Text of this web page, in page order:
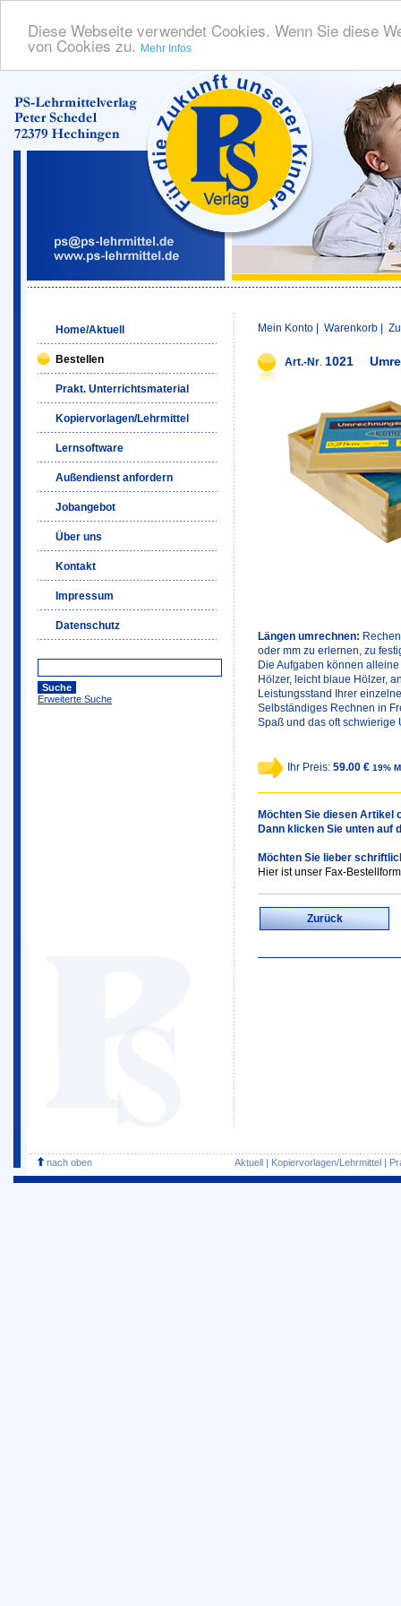
Diese Webseite verwendet Cookies. Wenn Sie diese
von Cookies zu. Mehr Infos
Home/Aktuell
Bestellen
Prakt. Unterrichtsmaterial
Kopiervorlagen/Lehrmittel
Lernsoftware
Außendienst anfordern
Jobangebot
Über uns
Kontakt
Impressum
Datenschutz
Erweiterte Suche
Mein Konto Warenkorb
Art.-Nr. 1021
Längen umrechnen:
oder mm zu erlernen, zu
Die Aufgaben können
Hölzer, leicht blaue Hölzer,
Leistungsstand Ihrer
Selbständiges Rechnen in
Spaß und das oft schwierige
Ihr Preis: 59.00 € 19%
Möchten Sie diesen Artikel
Dann klicken Sie unten auf
Möchten Sie lieber
Hier ist unser Fax-
Zurück
nach oben Aktuell | Kopiervorlagen/Lehrmittel |